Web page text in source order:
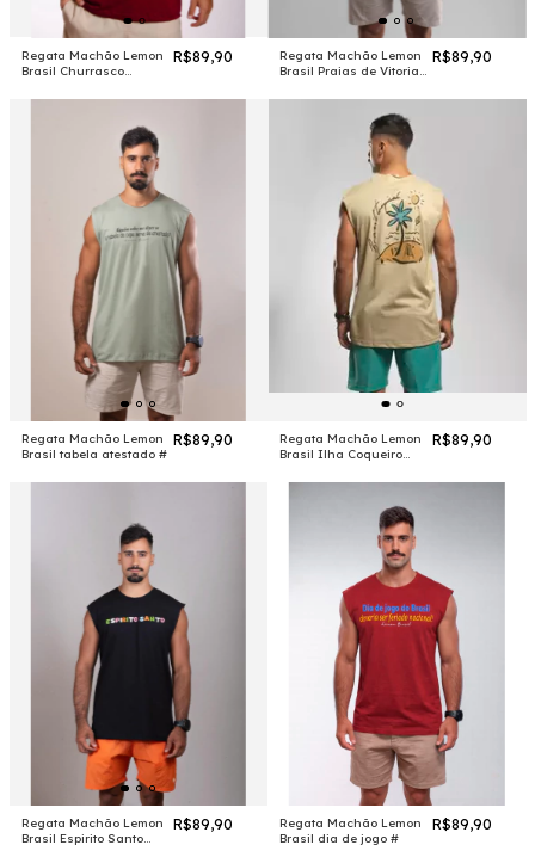
Regata Machão Lemon
Brasil Churrasco
R$89,90
Regata Machão Lemon
Brasil Praias de Vitoria
R$89,90
Regata Machão Lemon
Brasil tabela atestado #
R$89,90
Regata Machão Lemon
Brasil Ilha Coqueiro
R$89,90
Regata Machão Lemon
Brasil Espirito Santo
R$89,90
Regata Machão Lemon
Brasil dia de jogo #
R$89,90